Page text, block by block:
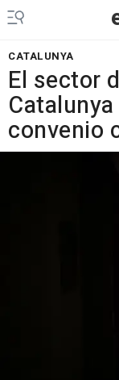
CATALUNYA
El sector
convenio